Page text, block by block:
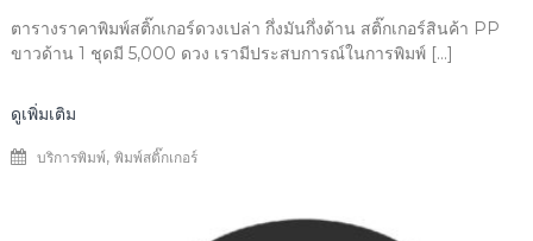
ตารางราคาพิมพ์สติ๊กเกอร์ดวงเปล่า กึ่งมันกึ่งด้าน สติ๊กเกอร์สินค้า PP
ขาวด้าน 1 ชุดมี 5,000 ดวง เรามีประสบการณ์ในการพิมพ์ […]
ดูเพิ่มเติม
บริการพิมพ์, พิมพ์สติ๊กเกอร์